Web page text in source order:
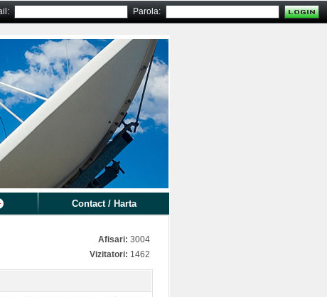
Contact / Harta
Afisari: 3004
Vizitatori: 1462
Parola: